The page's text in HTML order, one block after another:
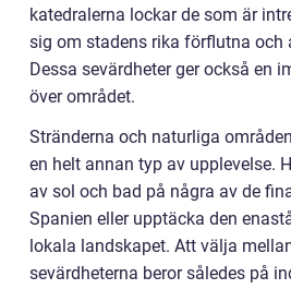
katedralerna lockar de som är
sig om stadens rika förflutna och
Dessa sevärdheter ger också en
över området.
Stränderna och naturliga
en helt annan typ av upplevelse.
av sol och bad på några av de
Spanien eller upptäcka den
lokala landskapet. Att välja
sevärdheterna beror således på